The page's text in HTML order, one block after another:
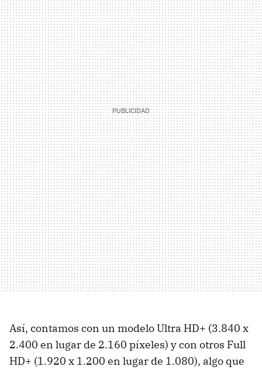
Así, contamos con un modelo Ultra HD+ (3.840 x
2.400 en lugar de 2.160 píxeles) y con otros Full
HD+ (1.920 x 1.200 en lugar de 1.080), algo que